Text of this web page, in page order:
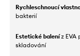
Rychleschnoucí
bakterií
Estetické baleníz EVA
skladování